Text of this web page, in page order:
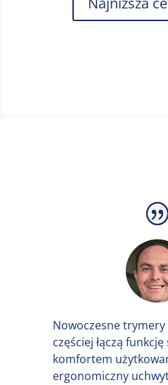
dłuższego zarostu. Dwa
konturowania i nasadki
wykonano ze stali
wyróżniają się
sobie z każdymi, nawet
kłopotliwymi włosami.
Nowoczesne
częściej łączą
komfortem
ergonomiczny